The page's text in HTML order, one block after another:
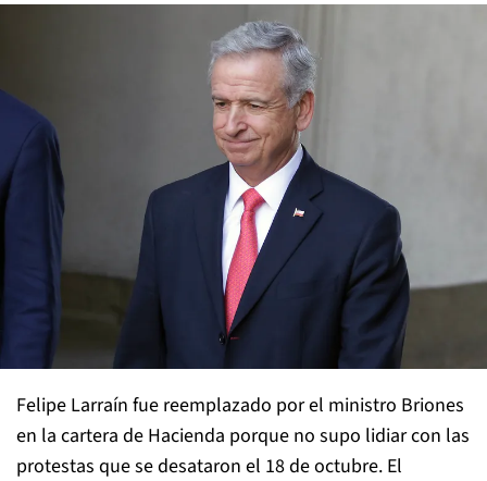
Felipe Larraín fue reemplazado por el ministro Briones
en la cartera de Hacienda porque no supo lidiar con las
protestas que se desataron el 18 de octubre. El